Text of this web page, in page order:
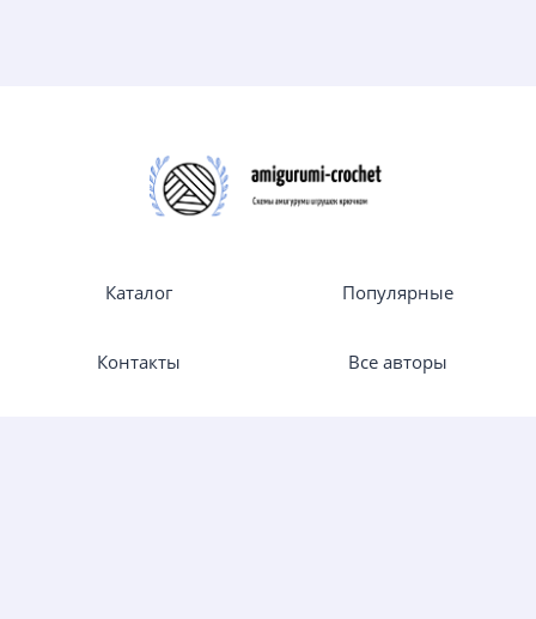
Каталог Популярные
Контакты Все авторы